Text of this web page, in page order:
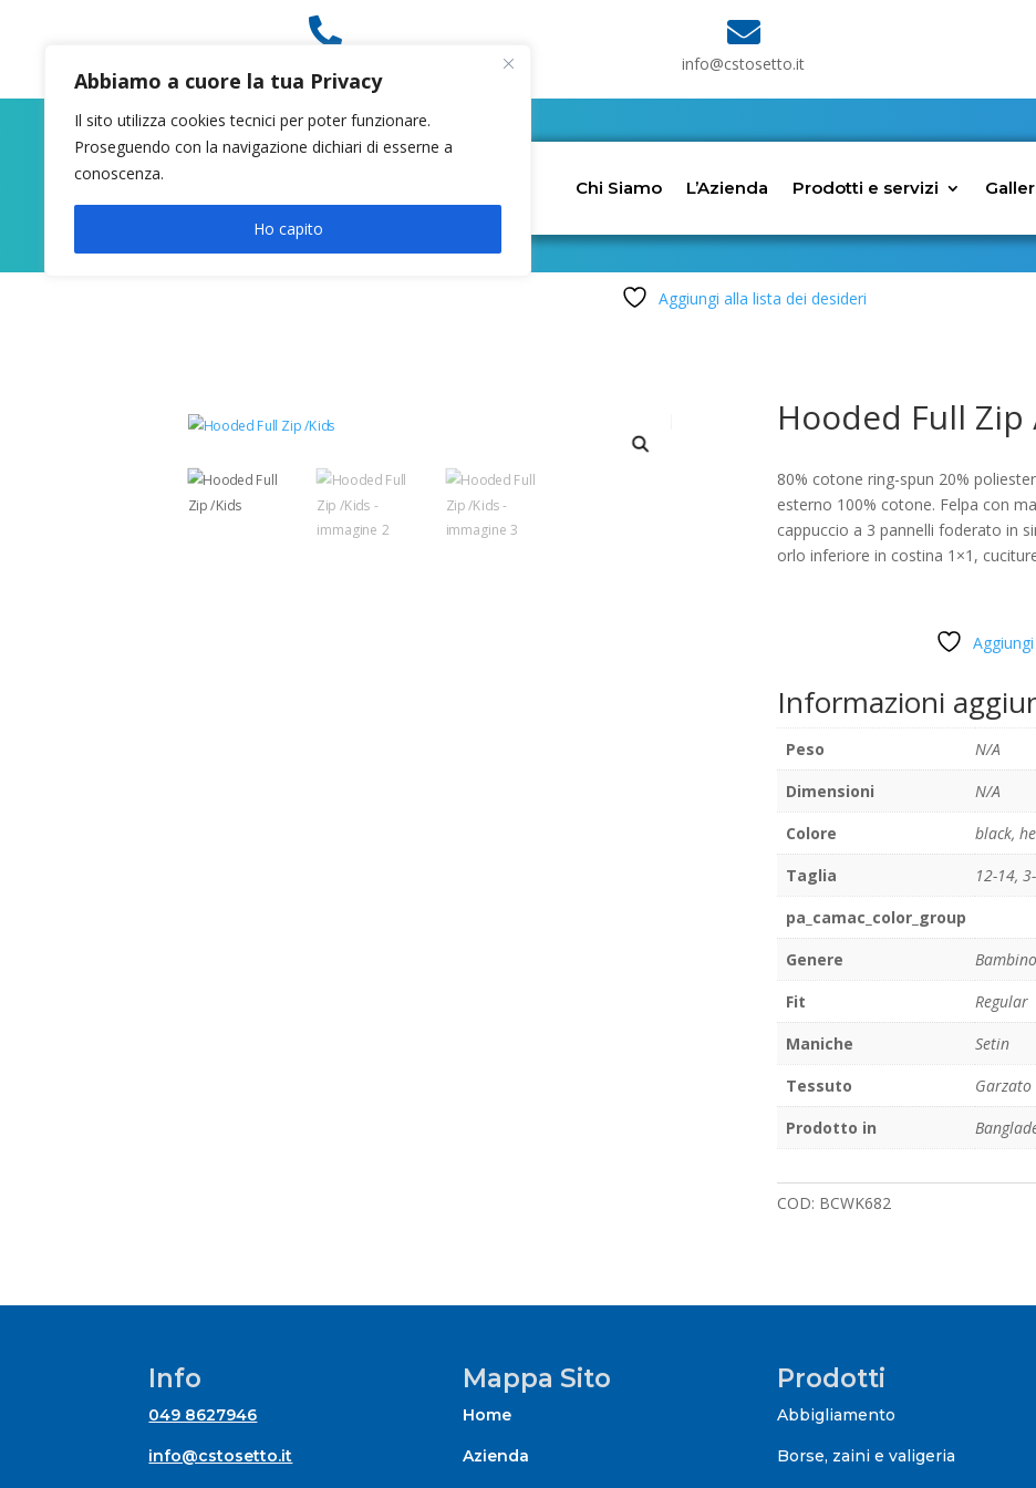
Abbiamo a cuore la tua Privacy
Il sito utilizza cookies tecnici per poter funzionare.
Proseguendo con la navigazione dichiari di esserne a
conoscenza.
Ho capito
 
info@cstosetto.it
Chi Siamo L’Azienda Prodotti e servizi
Aggiungi alla lista dei desideri
Hooded Full Zip
80% cotone ring-spun 20%
esterno 100% cotone. Felpa con
cappuccio a 3 pannelli foderato in
orlo inferiore in costina 1×1,
Informazioni
Peso
N/A
Dimensioni
N/A
Colore
black,
Taglia
12-14,
pa_camac_color_group
Genere
Bambino
Fit
Regular
Maniche
Setin
Tessuto
Garzato
Prodotto in
COD: BCWK682
Info
049 8627946
info@cstosetto.it
Mappa Sito
Home
Azienda
Prodotti
Abbigliamento
Borse, zaini e valigeria